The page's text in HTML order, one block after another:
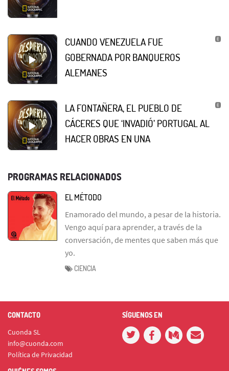
CUANDO VENEZUELA FUE
GOBERNADA POR BANQUEROS
ALEMANES
LA FONTAÑERA, EL PUEBLO DE
CÁCERES QUE ‘INVADIÓ’ PORTUGAL AL
HACER OBRAS EN UNA
PROGRAMAS RELACIONADOS
EL MÉTODO
Enamorado del mundo, a pesar de la historia.
Vengo aquí para aprender, a través de la
conversación, de mentes que saben más que
yo.
CIENCIA
CONTACTO
Cuonda SL
info@cuonda.com
Política de Privacidad
SÍGUENOS EN